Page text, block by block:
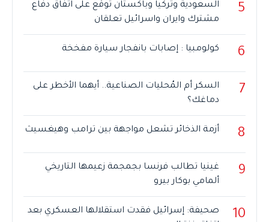
5
السعودية وتركيا وباكستان توقع على اتفاق دفاع
مشترك وايران واسرائيل تعلقان
6 كولومبيا : إصابات بانفجار سيارة مفخخة
7
السكر أم المُحليات الصناعية.. أيهما الأخطر على
دماغك؟
8 أزمة الذخائر تشعل مواجهة بين ترامب وهيغسيث
9
غينيا تطالب فرنسا بجمجمة زعيمها التاريخي
ألمامي بوكار بيرو
10
صحيفة: إسرائيل فقدت استقلالها العسكري بعد